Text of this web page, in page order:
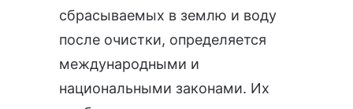
сбрасываемых в землю и воду
после очистки, определяется
международными и
национальными законами. Их